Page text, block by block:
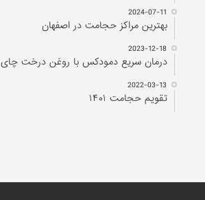
2024-07-11
بهترین مراکز حجامت در اصفهان
2023-12-18
درمان سریع دمودکس با روغن درخت چای
2022-03-13
تقویم حجامت ۱۴۰۱